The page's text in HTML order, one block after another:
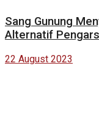
Sang Gunung
Alternatif
22 August 2023